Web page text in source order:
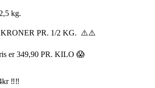
kg.
PR. 1/2 KG. ⚠️⚠️
er 349,90 PR. KILO 😱
‼️‼️